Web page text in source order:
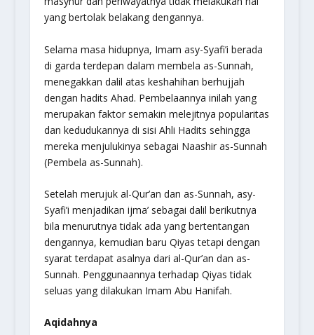
yang bertolak belakang dengannya.
Selama masa hidupnya, Imam asy-Syafi’i berada
di garda terdepan dalam membela as-Sunnah,
menegakkan dalil atas keshahihan berhujjah
dengan hadits Ahad. Pembelaannya inilah yang
merupakan faktor semakin melejitnya popularitas
dan kedudukannya di sisi Ahli Hadits sehingga
mereka menjulukinya sebagai Naashir as-Sunnah
(Pembela as-Sunnah).
Setelah merujuk al-Qur’an dan as-Sunnah, asy-
Syafi’i menjadikan ijma’ sebagai dalil berikutnya
bila menurutnya tidak ada yang bertentangan
dengannya, kemudian baru Qiyas tetapi dengan
syarat terdapat asalnya dari al-Qur’an dan as-
Sunnah. Penggunaannya terhadap Qiyas tidak
seluas yang dilakukan Imam Abu Hanifah.
Aqidahnya